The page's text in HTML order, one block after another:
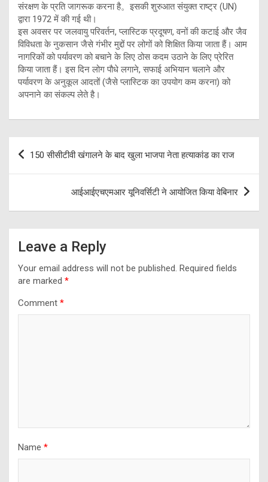
संरक्षण के प्रति जागरूक करना है。इसकी शुरुआत संयुक्त राष्ट्र (UN)
द्वारा 1972 में की गई थी।
इस अवसर पर जलवायु परिवर्तन, प्लास्टिक प्रदूषण, वनों की कटाई और जैव
विविधता के नुकसान जैसे गंभीर मुद्दों पर लोगों को शिक्षित किया जाता हैं। आम
नागरिकों को पर्यावरण को बचाने के लिए ठोस कदम उठाने के लिए प्रेरित
किया जाता हैं। इस दिन लोग पौधे लगाने, सफाई अभियान चलाने और
पर्यावरण के अनुकूल आदतों (जैसे प्लास्टिक का उपयोग कम करना) को
अपनाने का संकल्प लेते है।
Post
150 सीसीटीवी खंगालने के बाद खुला भाजपा नेता हत्याकांड का राज
आईआईएचएमआर यूनिवर्सिटी ने आयोजित किया वेबिनार
Leave a Reply
Your email address will not be published. Required fields
are marked *
Comment *
Name *